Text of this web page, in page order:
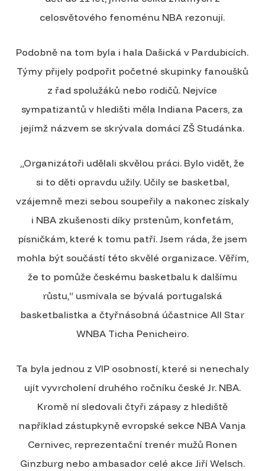
celosvětového fenoménu NBA rezonují.
Podobně na tom byla i hala Dašická v Pardubicích.
Týmy přijely podpořit početné skupinky fanoušků
z řad spolužáků nebo rodičů. Nejvíce
sympatizantů v hledišti měla Indiana Pacers, za
jejímž názvem se skrývala domácí ZŠ Studánka.
„Organizátoři udělali skvělou práci. Bylo vidět, že
si to děti opravdu užily. Učily se basketbal,
vzájemně mezi sebou soupeřily a nakonec získaly
i NBA zkušenosti díky prstenům, konfetám,
písničkám, které k tomu patří. Jsem ráda, že jsem
mohla být součástí této skvělé organizace. Věřím,
že to pomůže českému basketbalu k dalšímu
růstu,“ usmívala se bývalá portugalská
basketbalistka a čtyřnásobná účastnice All Star
WNBA Ticha Penicheiro.
Ta byla jednou z VIP osobností, které si nenechaly
ujít vyvrcholení druhého ročníku české Jr. NBA.
Kromě ní sledovali čtyři zápasy z hlediště
například zástupkyně evropské sekce NBA Vanja
Cernivec, reprezentační trenér mužů Ronen
Ginzburg nebo ambasador celé akce Jiří Welsch.